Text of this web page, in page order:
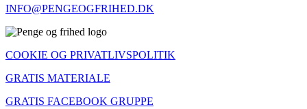
INFO@PENGEOGFRIHED.DK
COOKIE OG PRIVATLIVSPOLITIK
GRATIS MATERIALE
GRATIS FACEBOOK GRUPPE